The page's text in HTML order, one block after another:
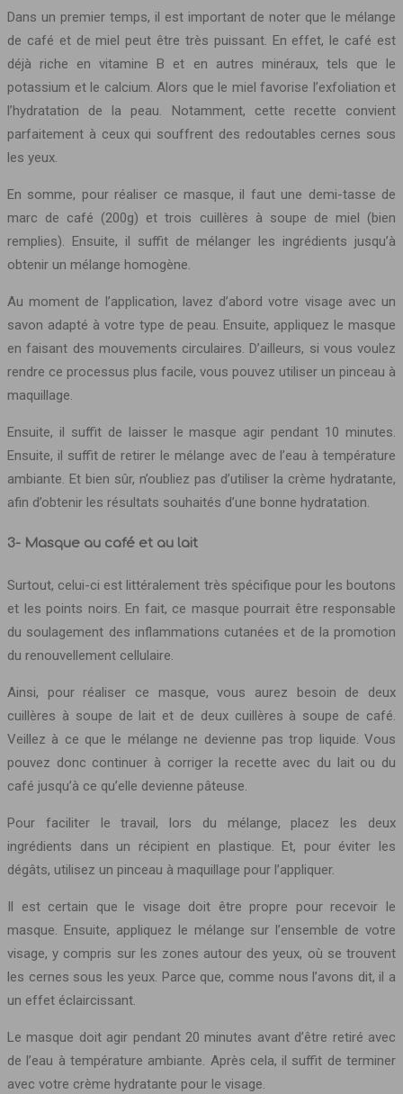
Dans un premier temps, il est important de noter que le mélange
de café et de miel peut être très puissant. En effet, le café est
déjà riche en vitamine B et en autres minéraux, tels que le
potassium et le calcium. Alors que le miel favorise l’exfoliation et
l’hydratation de la peau. Notamment, cette recette convient
parfaitement à ceux qui souffrent des redoutables cernes sous
les yeux.
En somme, pour réaliser ce masque, il faut une demi-tasse de
marc de café (200g) et trois cuillères à soupe de miel (bien
remplies). Ensuite, il suffit de mélanger les ingrédients jusqu’à
obtenir un mélange homogène.
Au moment de l’application, lavez d’abord votre visage avec un
savon adapté à votre type de peau. Ensuite, appliquez le masque
en faisant des mouvements circulaires. D’ailleurs, si vous voulez
rendre ce processus plus facile, vous pouvez utiliser un pinceau à
maquillage.
Ensuite, il suffit de laisser le masque agir pendant 10 minutes.
Ensuite, il suffit de retirer le mélange avec de l’eau à température
ambiante. Et bien sûr, n’oubliez pas d’utiliser la crème hydratante,
afin d’obtenir les résultats souhaités d’une bonne hydratation.
3- Masque au café et au lait
Surtout, celui-ci est littéralement très spécifique pour les boutons
et les points noirs. En fait, ce masque pourrait être responsable
du soulagement des inflammations cutanées et de la promotion
du renouvellement cellulaire.
Ainsi, pour réaliser ce masque, vous aurez besoin de deux
cuillères à soupe de lait et de deux cuillères à soupe de café.
Veillez à ce que le mélange ne devienne pas trop liquide. Vous
pouvez donc continuer à corriger la recette avec du lait ou du
café jusqu’à ce qu’elle devienne pâteuse.
Pour faciliter le travail, lors du mélange, placez les deux
ingrédients dans un récipient en plastique. Et, pour éviter les
dégâts, utilisez un pinceau à maquillage pour l’appliquer.
Il est certain que le visage doit être propre pour recevoir le
masque. Ensuite, appliquez le mélange sur l’ensemble de votre
visage, y compris sur les zones autour des yeux, où se trouvent
les cernes sous les yeux. Parce que, comme nous l’avons dit, il a
un effet éclaircissant.
Le masque doit agir pendant 20 minutes avant d’être retiré avec
de l’eau à température ambiante. Après cela, il suffit de terminer
avec votre crème hydratante pour le visage.